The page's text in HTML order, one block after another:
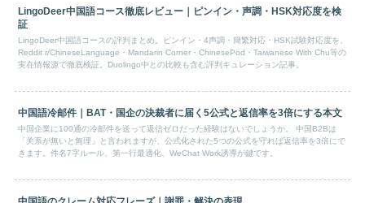
LingoDeer中国語コース徹底レビュー｜ピンイン・声調・HSK対応度を検
証
LingoDeer中国語コースの評判まとめ。ピンイン・4声調・簡繁対応・HSK試験対応度を、
Reddit r/ChineseLanguage・Mandarin Corner・ChinesePod・Taiwanese With Chu等の
実在情報源で徹底検証。Duolingo中との比較も含む評判キュレーション記事。
中国語冷邮件｜BAT・国企の決裁者に届く5公式と返信率を3倍にする本文
中国企業に100通の冷邮件を送って返信ゼロだった経験はないでしょうか。 中国B2Bは
「关系が無いと無理」と言われますが、公式化された5つの公式を守れば返信率を3倍にで
きます。件名7字ルール、第一行最適化、WeChat Work誘導が鍵です。
中国語のクレーム対応フレーズ｜謝罪・解決の表現